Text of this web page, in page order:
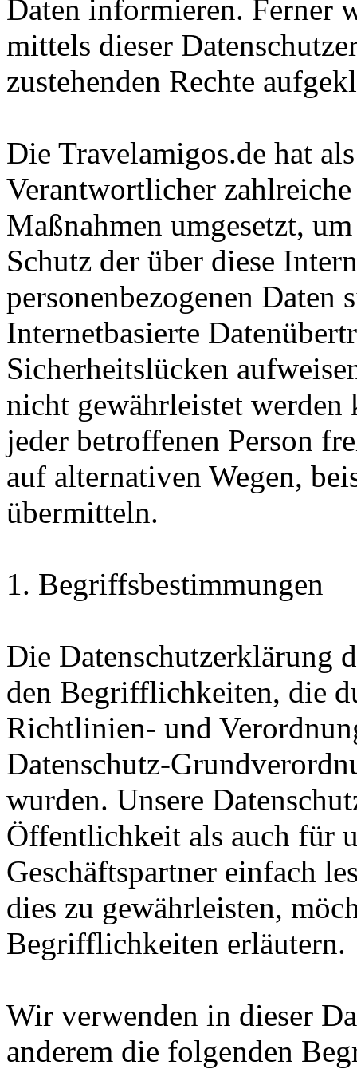
Daten informieren. Ferner
mittels dieser
zustehenden Rechte
Die Travelamigos.de hat
Verantwortlicher
Maßnahmen umgesetzt,
Schutz der über diese
personenbezogenen Daten
Internetbasierte
Sicherheitslücken
nicht gewährleistet werden
jeder betroffenen Person
auf alternativen Wegen,
übermitteln.
1. Begriffsbestimmungen
Die Datenschutzerklärung
den Begrifflichkeiten, die
Richtlinien- und
Datenschutz-
wurden. Unsere
Öffentlichkeit als auch für
Geschäftspartner einfach
dies zu gewährleisten,
Begrifflichkeiten erläutern.
Wir verwenden in dieser
anderem die folgenden